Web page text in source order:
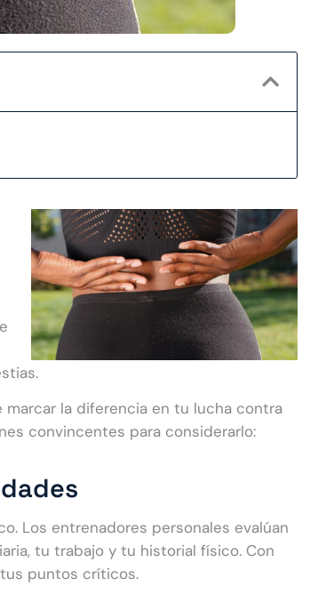
la diferencia en tu lucha contra
convincentes para considerarlo:
Los entrenadores personales evalúan
tu trabajo y tu historial físico. Con
puntos críticos.